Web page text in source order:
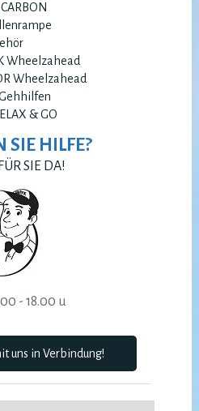
Wheelzahead
Wheelzahead
& GO
SIE HILFE?
SIE DA!
- 18.00 u
uns in Verbindung!